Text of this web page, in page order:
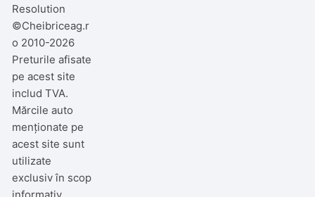
Resolution
©Cheibriceag.r
o 2010-2026
Preturile afisate
pe acest site
includ TVA.
Mărcile auto
menționate pe
acest site sunt
utilizate
exclusiv în scop